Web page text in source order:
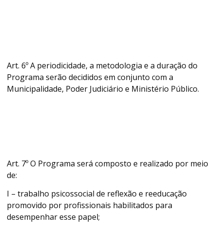
Art. 6º A periodicidade, a metodologia e a duração do
Programa serão decididos em conjunto com a
Municipalidade, Poder Judiciário e Ministério Público.
Art. 7º O Programa será composto e realizado por meio
de:
I – trabalho psicossocial de reflexão e reeducação
promovido por profissionais habilitados para
desempenhar esse papel;